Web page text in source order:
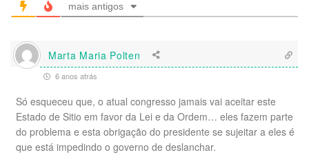
mais antigos
Marta Maria Polten
6 anos atrás
Só esqueceu que, o atual congresso jamais vai aceitar este
Estado de Sitio em favor da Lei e da Ordem… eles fazem parte
do problema e esta obrigação do presidente se sujeitar a eles é
que está impedindo o governo de deslanchar.